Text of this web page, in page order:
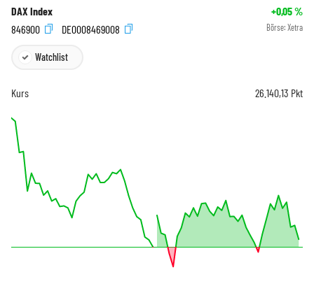
DAX Index +0,05%
846900
DE0008469008 Börse: Xetra
Watchlist
Kurs 26.140,13 Pkt